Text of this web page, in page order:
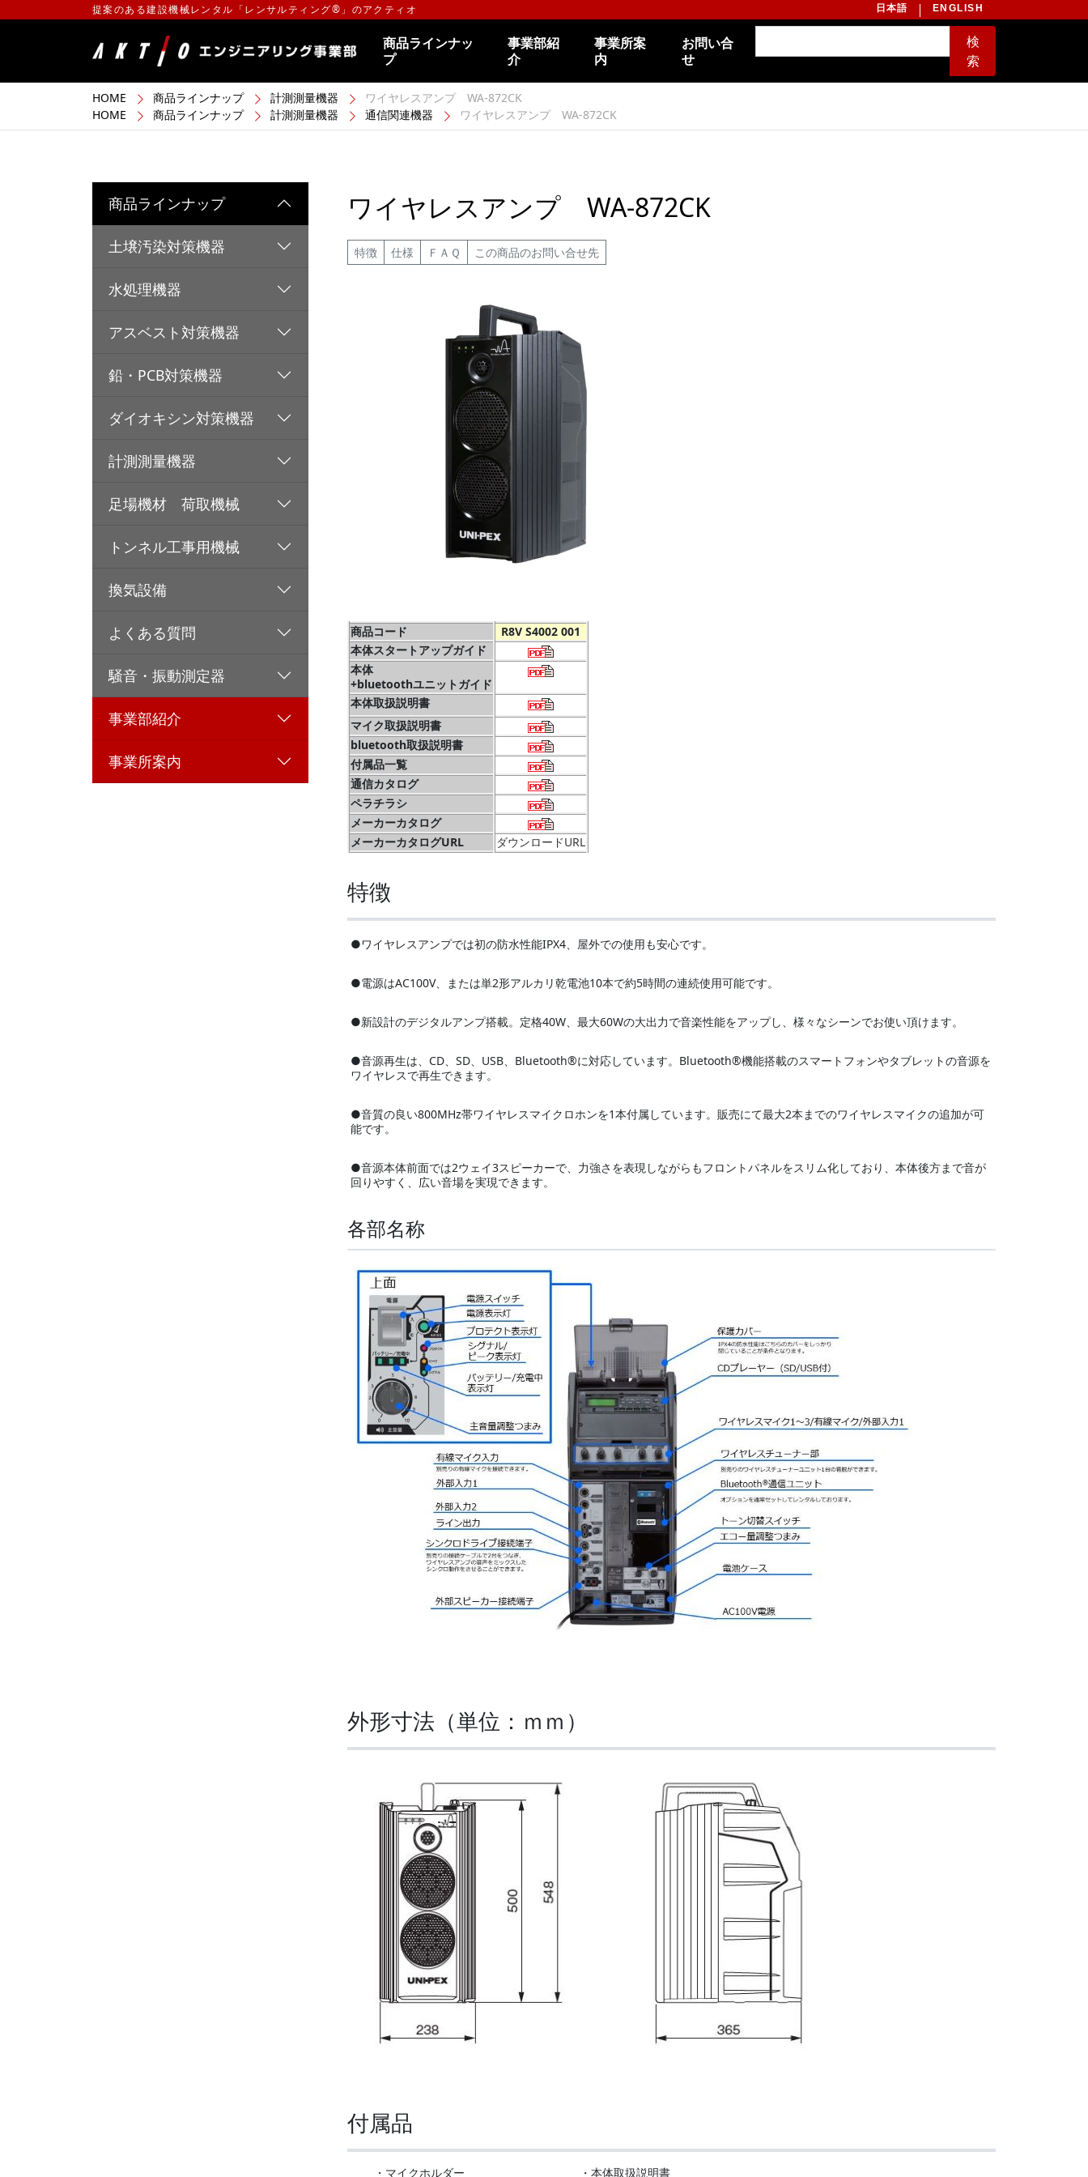
提案のある建設機械レンタル「レンサルティング®」のアクティオ 日本語 ENGLISH
商品ラインナッ
プ
事業部紹
介
事業所案
内
お問い合
せ
検
索
HOME 商品ラインナップ 計測測量機器
ワイヤレスアンプ WA-872CK
HOME
商品ラインナップ 計測測量機器 通信関連機器 ワイヤレスアンプ WA-872CK
ワイヤレスアンプ WA-872CK
特徴 仕様 ＦＡＱ この商品のお問い合せ先
商品コード
R8V S4002 001
本体スタートアップガイド
本体
+bluetoothユニットガイド
本体取扱説明書
マイク取扱説明書
bluetooth取扱説明書
付属品一覧
通信カタログ
ペラチラシ
メーカーカタログ
メーカーカタログURL
ダウンロードURL
特徴
●ワイヤレスアンプでは初の防水性能IPX4、屋外での使用も安心です。
●電源はAC100V、または単2形アルカリ乾電池10本で約5時間の連続使用可能です。
●新設計のデジタルアンプ搭載。定格40W、最大60Wの大出力で音楽性能をアップし、様々なシーンでお使い頂けます。
●音源再生は、CD、SD、USB、Bluetooth®に対応しています。Bluetooth®機能搭載のスマートフォンやタブレットの音源を
ワイヤレスで再生できます。
●音質の良い800MHz帯ワイヤレスマイクロホンを1本付属しています。販売にて最大2本までのワイヤレスマイクの追加が可
能です。
●音源本体前面では2ウェイ3スピーカーで、力強さを表現しながらもフロントパネルをスリム化しており、本体後方まで音が
回りやすく、広い音場を実現できます。
各部名称
外形寸法（単位：ｍｍ）
付属品
・マイクホルダー
・本体取扱説明書
商品ラインナップ
土壌汚染対策機器
水処理機器
アスベスト対策機器
鉛・PCB対策機器
ダイオキシン対策機器
計測測量機器
足場機材 荷取機械
トンネル工事用機械
換気設備
よくある質問
騒音・振動測定器
事業部紹介
事業所案内